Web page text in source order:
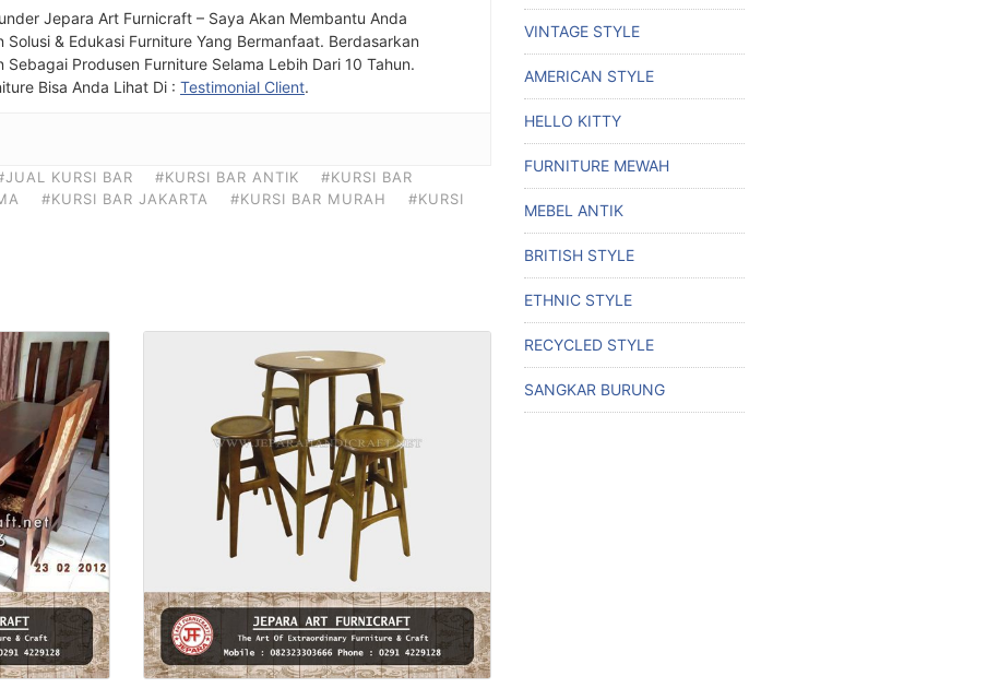
Jepara Art Furnicraft – Saya Akan Membantu Anda
Solusi & Edukasi Furniture Yang Bermanfaat. Berdasarkan
Sebagai Produsen Furniture Selama Lebih Dari 10 Tahun.
Bisa Anda Lihat Di : Testimonial Client.
KURSI BAR #KURSI BAR ANTIK
#KURSI BAR
#KURSI BAR JAKARTA #KURSI BAR MURAH
#KURSI
VINTAGE STYLE
AMERICAN STYLE
HELLO KITTY
FURNITURE MEWAH
MEBEL ANTIK
BRITISH STYLE
ETHNIC STYLE
RECYCLED STYLE
SANGKAR BURUNG